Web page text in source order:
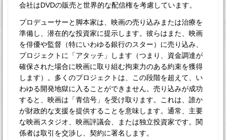
会社はDVDの販売と世界的な配信権を考慮しています。
プロデューサーと脚本家は、映画の売り込みまたは治療を
準備し、潜在的な投資家に提示します。彼らはまた、映画
を俳優や監督（特にいわゆる銀行のスター）に売り込み、
プロジェクトに「アタッチ」します（つまり、資金調達が
確保された場合に映画に取り組む拘束力のある約束を獲得
します）。多くのプロジェクトは、この段階を超えて、い
わゆる開発地獄に入ることができません。売り込みが成功
すると、映画は「青信号」を受け取ります。これは、誰か
が財政的な支援を提供することを意味します。通常、主要
な映画スタジオ、映画評議会、または独立投資家です。関
係者は取引を交渉し、契約に署名します。